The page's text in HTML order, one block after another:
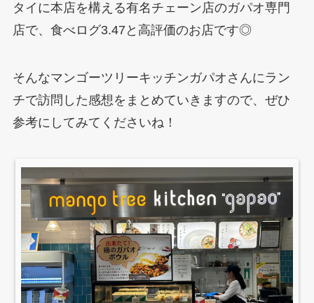
タイに本店を構える有名チェーン店のガパオ専門
店で、食べログ3.47と高評価のお店です◎
そんなマンゴーツリーキッチンガパオさんにラン
チで訪問した感想をまとめていきますので、ぜひ
参考にしてみてくださいね！